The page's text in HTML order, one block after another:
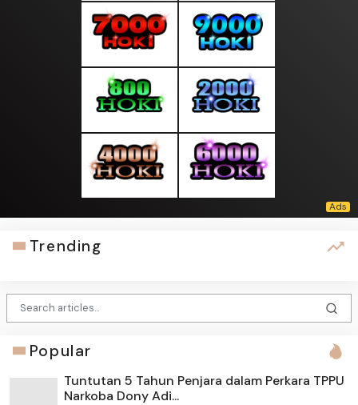
Trending
Popular
Tuntutan 5 Tahun Penjara dalam Perkara TPPU
Narkoba Dony Adi...